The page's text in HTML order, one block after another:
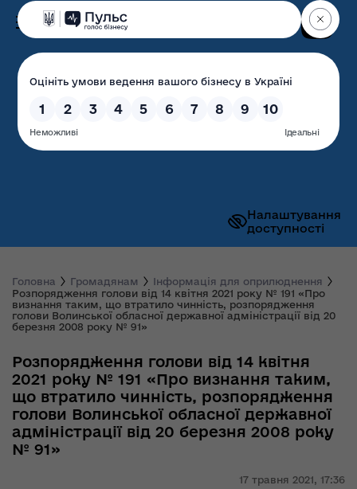
Налаштування
доступності
Волинська обласна
державна адміністрація
Головна Громадянам
Інформація для оприлюднення
Розпорядження голови від 14 квітня 2021 року № 191 «Про
визнання таким, що втратило чинність, розпорядження
голови Волинської обласної державної адміністрації від 20
березня 2008 року № 91»
17 травня 2021, 17:36
Розпорядження голови від 14 квітня
2021 року № 191 «Про визнання таким,
що втратило чинність, розпорядження
голови Волинської обласної державної
адміністрації від 20 березня 2008 року
№ 91»